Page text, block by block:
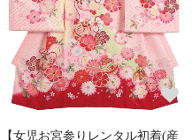
【女児お宮参りレンタル初着(産